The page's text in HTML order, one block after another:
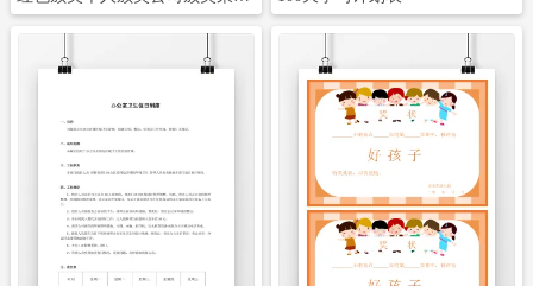
立即下载 立即下载